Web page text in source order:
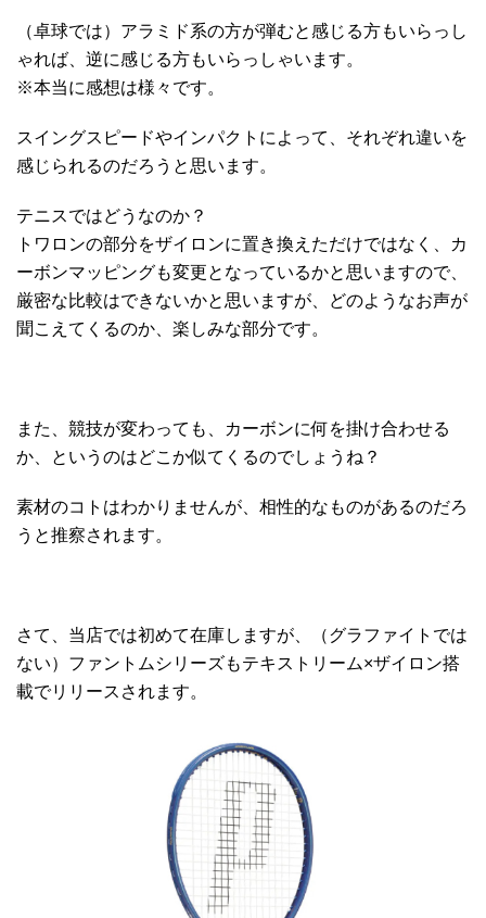
（卓球では）アラミド系の方が弾むと感じる方もいらっし
ゃれば、逆に感じる方もいらっしゃいます。
※本当に感想は様々です。
スイングスピードやインパクトによって、それぞれ違いを
感じられるのだろうと思います。
テニスではどうなのか？
トワロンの部分をザイロンに置き換えただけではなく、カ
ーボンマッピングも変更となっているかと思いますので、
厳密な比較はできないかと思いますが、どのようなお声が
聞こえてくるのか、楽しみな部分です。
また、競技が変わっても、カーボンに何を掛け合わせる
か、というのはどこか似てくるのでしょうね？
素材のコトはわかりませんが、相性的なものがあるのだろ
うと推察されます。
さて、当店では初めて在庫しますが、（グラファイトでは
ない）ファントムシリーズもテキストリーム×ザイロン搭
載でリリースされます。